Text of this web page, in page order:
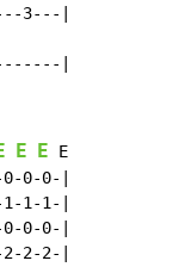
3---|
|
E E E
0-0-|
1-1-|
0-0-|
2-2-|